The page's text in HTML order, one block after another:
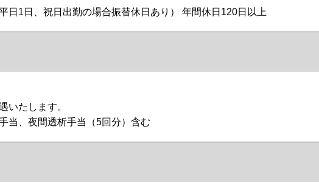
日1日、祝日出勤の場合振替休日あり） 年間休日120日以上
いたします。
当、夜間透析手当（5回分）含む